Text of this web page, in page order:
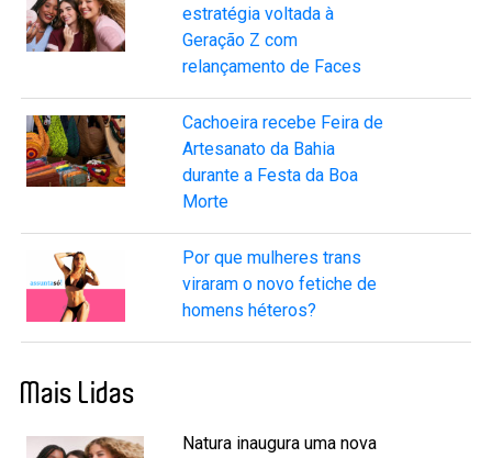
estratégia voltada à
Geração Z com
relançamento de Faces
Cachoeira recebe Feira de
Artesanato da Bahia
durante a Festa da Boa
Morte
Por que mulheres trans
viraram o novo fetiche de
homens héteros?
Mais Lidas
Natura inaugura uma nova